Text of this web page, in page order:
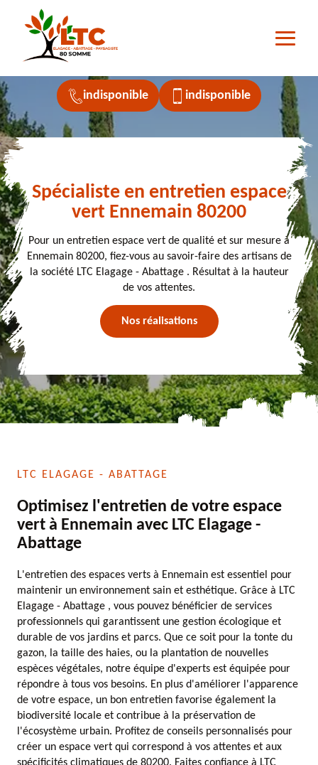
indisponible indisponible
Spécialiste en entretien espace
vert Ennemain 80200
Pour un entretien espace vert de qualité et sur mesure à
Ennemain 80200, fiez-vous au savoir-faire des artisans de
la société LTC Elagage - Abattage . Résultat à la hauteur
de vos attentes.
Nos réalisations
LTC ELAGAGE - ABATTAGE
Optimisez l'entretien de votre espace
vert à Ennemain avec LTC Elagage -
Abattage
L'entretien des espaces verts à Ennemain est essentiel pour
maintenir un environnement sain et esthétique. Grâce à LTC
Elagage - Abattage , vous pouvez bénéficier de services
professionnels qui garantissent une gestion écologique et
durable de vos jardins et parcs. Que ce soit pour la tonte du
gazon, la taille des haies, ou la plantation de nouvelles
espèces végétales, notre équipe d'experts est équipée pour
répondre à tous vos besoins. En plus d'améliorer l'apparence
de votre espace, un bon entretien favorise également la
biodiversité locale et contribue à la préservation de
l'écosystème urbain. Profitez de conseils personnalisés pour
créer un espace vert qui correspond à vos attentes et aux